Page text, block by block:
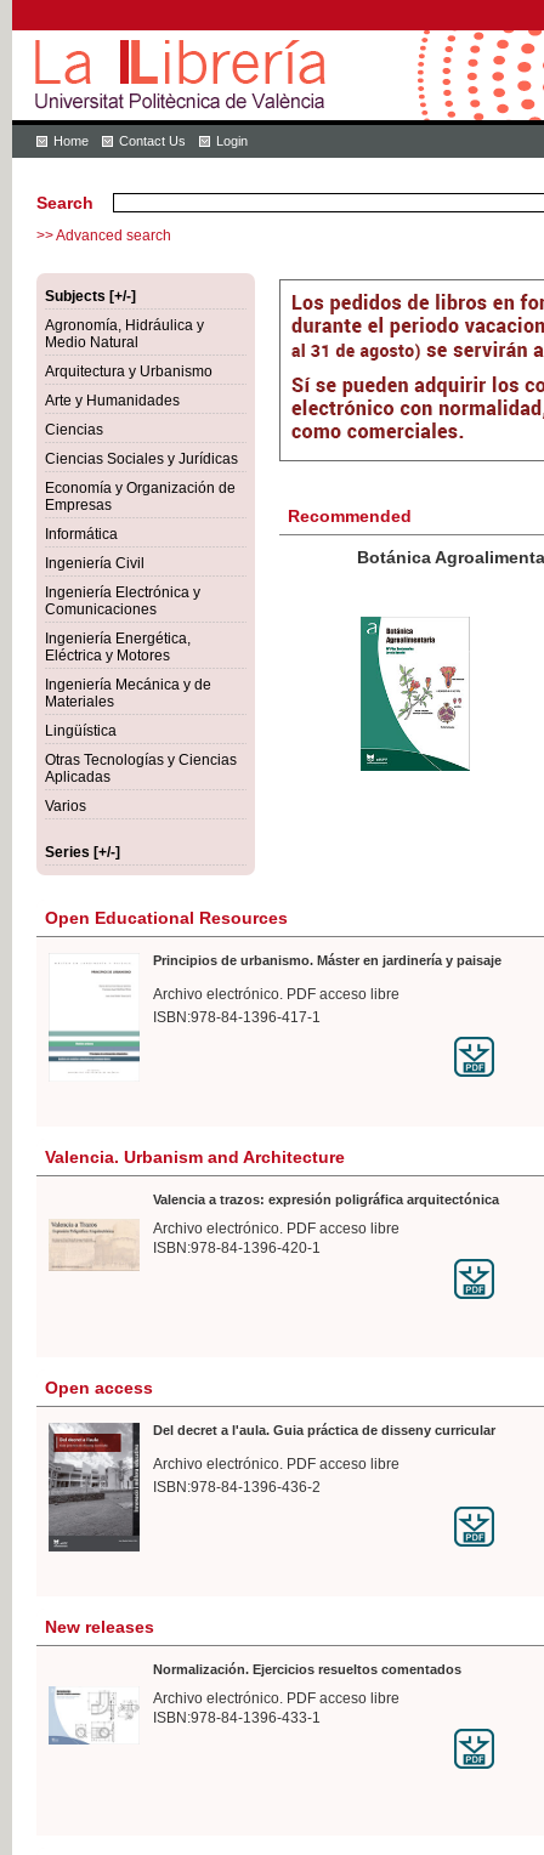
Home Contact Us Login
Search
>> Advanced search
Subjects [+/-]
Agronomía, Hidráulica y
Medio Natural
Arquitectura y Urbanismo
Arte y Humanidades
Ciencias
Ciencias Sociales y Jurídicas
Economía y Organización de
Empresas
Informática
Ingeniería Civil
Ingeniería Electrónica y
Comunicaciones
Ingeniería Energética,
Eléctrica y Motores
Ingeniería Mecánica y de
Materiales
Lingüística
Otras Tecnologías y Ciencias
Aplicadas
Varios
Series [+/-]
Recommended
Botánica Agroalimentaria
Open Educational Resources
Principios de urbanismo. Máster en jardinería y paisaje
Archivo electrónico. PDF acceso libre
ISBN:978-84-1396-417-1
Valencia. Urbanism and Architecture
Valencia a trazos: expresión poligráfica arquitectónica
Archivo electrónico. PDF acceso libre
ISBN:978-84-1396-420-1
Open access
Del decret a l'aula. Guia práctica de disseny curricular
Archivo electrónico. PDF acceso libre
ISBN:978-84-1396-436-2
New releases
Normalización. Ejercicios resueltos comentados
Archivo electrónico. PDF acceso libre
ISBN:978-84-1396-433-1